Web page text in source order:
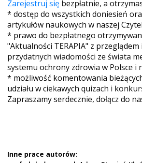
Zarejestruj się bezpłatnie, a
* dostęp do wszystkich doniesień
artykułów naukowych w naszej
* prawo do bezpłatnego
"Aktualności TERAPIA" z
przydatnych wiadomości ze świata
systemu ochrony zdrowia w Polsce i
* możliwość komentowania
udziału w ciekawych quizach i
Zapraszamy serdecznie, dołącz do
Inne prace autorów: